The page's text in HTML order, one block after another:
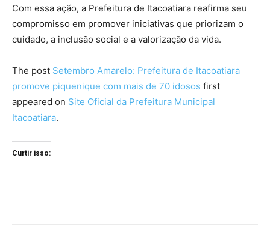
Com essa ação, a Prefeitura de Itacoatiara reafirma seu
compromisso em promover iniciativas que priorizam o
cuidado, a inclusão social e a valorização da vida.
The post Setembro Amarelo: Prefeitura de Itacoatiara
promove piquenique com mais de 70 idosos first
appeared on Site Oficial da Prefeitura Municipal
Itacoatiara.
Curtir isso: